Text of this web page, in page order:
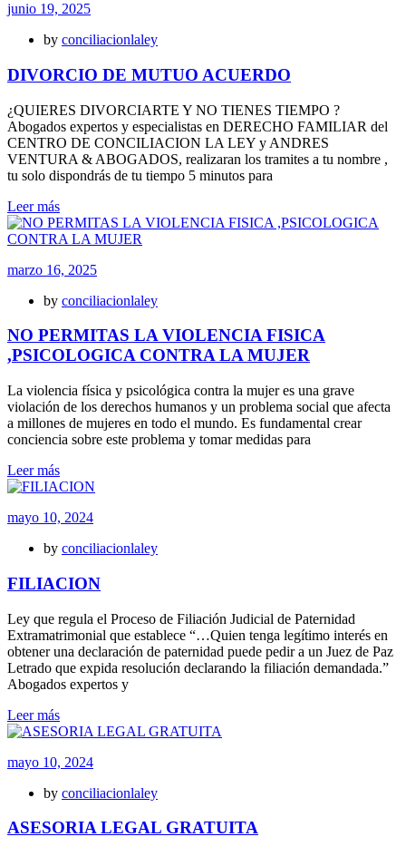
junio 19, 2025
by conciliacionlaley
DIVORCIO DE MUTUO ACUERDO
¿QUIERES DIVORCIARTE Y NO TIENES TIEMPO ?
Abogados expertos y especialistas en DERECHO FAMILIAR del
CENTRO DE CONCILIACION LA LEY y ANDRES
VENTURA & ABOGADOS, realizaran los tramites a tu nombre ,
tu solo dispondrás de tu tiempo 5 minutos para
Leer más
marzo 16, 2025
by conciliacionlaley
NO PERMITAS LA VIOLENCIA FISICA
,PSICOLOGICA CONTRA LA MUJER
La violencia física y psicológica contra la mujer es una grave
violación de los derechos humanos y un problema social que afecta
a millones de mujeres en todo el mundo. Es fundamental crear
conciencia sobre este problema y tomar medidas para
Leer más
mayo 10, 2024
by conciliacionlaley
FILIACION
Ley que regula el Proceso de Filiación Judicial de Paternidad
Extramatrimonial que establece “…Quien tenga legítimo interés en
obtener una declaración de paternidad puede pedir a un Juez de Paz
Letrado que expida resolución declarando la filiación demandada.”
Abogados expertos y
Leer más
mayo 10, 2024
by conciliacionlaley
ASESORIA LEGAL GRATUITA